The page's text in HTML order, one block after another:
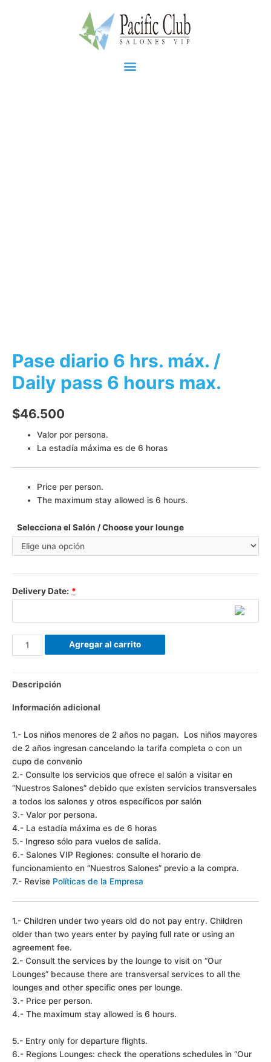
Pase diario 6 hrs. máx. /
Daily pass 6 hours max.
$46.500
Valor por persona.
La estadía máxima es de 6 horas
Price per person.
The maximum stay allowed is 6 hours.
Selecciona el Salón / Choose your lounge
Delivery Date: *
Agregar al carrito
Descripción
Información adicional
1.- Los niños menores de 2 años no pagan. Los niños mayores
de 2 años ingresan cancelando la tarifa completa o con un
cupo de convenio
2.- Consulte los servicios que ofrece el salón a visitar en
“Nuestros Salones” debido que existen servicios transversales
a todos los salones y otros específicos por salón
3.- Valor por persona.
4.- La estadía máxima es de 6 horas
5.- Ingreso sólo para vuelos de salida.
6.- Salones VIP Regiones: consulte el horario de
funcionamiento en “Nuestros Salones” previo a la compra.
7.- Revise Políticas de la Empresa
1.- Children under two years old do not pay entry. Children
older than two years enter by paying full rate or using an
agreement fee.
2.- Consult the services by the lounge to visit on “Our
Lounges” because there are transversal services to all the
lounges and other specific ones per lounge.
3.- Price per person.
4.- The maximum stay allowed is 6 hours.
5.- Entry only for departure flights.
6.- Regions Lounges: check the operations schedules in “Our